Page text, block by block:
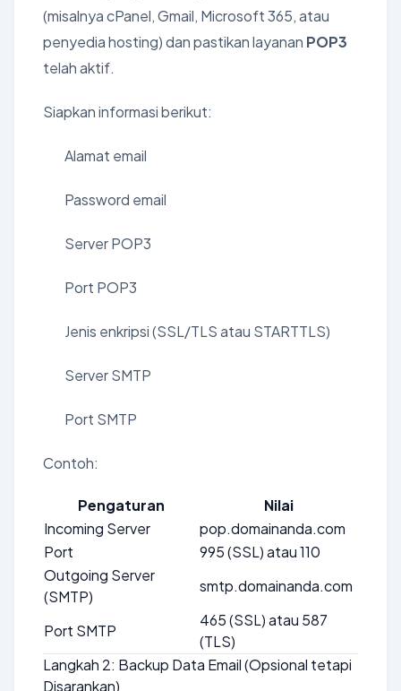
(misalnya cPanel, Gmail, Microsoft 365, atau
penyedia hosting) dan pastikan layanan POP3
telah aktif.
Siapkan informasi berikut:
Alamat email
Password email
Server POP3
Port POP3
Jenis enkripsi (SSL/TLS atau STARTTLS)
Server SMTP
Port SMTP
Contoh:
Pengaturan
Nilai
Incoming Server
pop.domainanda.com
Port
995 (SSL) atau 110
Outgoing Server
(SMTP)
smtp.domainanda.com
Port SMTP
465 (SSL) atau 587
(TLS)
Langkah 2: Backup Data Email (Opsional tetapi
Disarankan)